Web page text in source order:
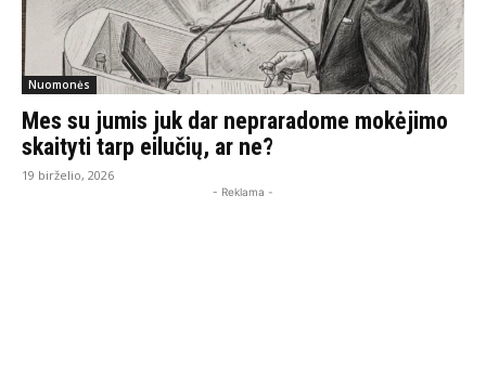
Nuomonės
Mes su jumis juk dar nepraradome mokėjimo
skaityti tarp eilučių, ar ne?
19 birželio, 2026
- Reklama -